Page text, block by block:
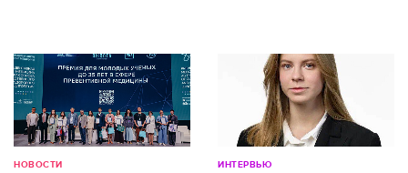
НОВОСТИ ИНТЕРВЬЮ